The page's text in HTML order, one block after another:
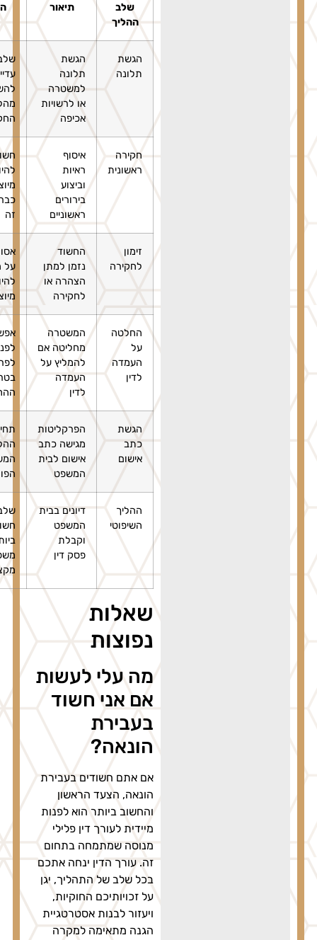
תיאור הערות
הגשת
תלונה
או לרשויות
להשפיע על
מהלך
איסוף
ראיות
כבר בשלב
זה
החשוד
נזמן למתן
אסור לוותר
על הזכות
להיות
מיוצגים
החלטה
המשטרה
מחליטה אם
להמליץ על
העמדה
לדין
אפשרות
לפנות
לפרקליטות
בטרם
ההחלטה
הפרקליטות
מגישה כתב
אישום לבית
תחילת
ההליכים
המשפטיים
הפורמליים
דיונים בבית
המשפט
שלב שבו
חשוב
ביותר ייצוג
משפטי
מקצועי
שאלות
נפוצות
מה עלי לעשות
אם אני חשוד
בעבירת
הונאה?
אם אתם חשודים בעבירת
הונאה, הצעד הראשון
והחשוב ביותר הוא לפנות
מיידית לעורך דין פלילי
מנוסה שמתמחה בתחום
זה. עורך הדין ינחה אתכם
בכל שלב של התהליך, יגן
על זכויותיכם החוקיות,
ויעזור לבנות אסטרטגיית
הגנה מתאימה למקרה